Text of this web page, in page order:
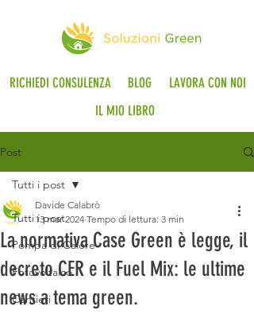
RICHIEDI CONSULENZA BLOG
LAVORA CON NOI
IL MIO LIBRO
Post
Tutti i post
Pompa di Calore
Fotovoltaico
Cantieri
Tutti i post
La normativa Case Green è legge, il
decreto CER e il Fuel Mix: le ultime
news a tema green.
Davide Calabrò
13 mar 2024 Tempo di lettura: 3 min